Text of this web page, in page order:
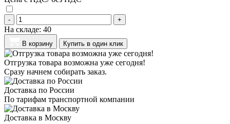
- +
На складе: 40
В корзину Купить в один клик
Отгрузка товара возможна уже сегодня!
Сразу начнем собирать заказ.
Доставка по России
По тарифам транспортной компании
Доставка в Москву